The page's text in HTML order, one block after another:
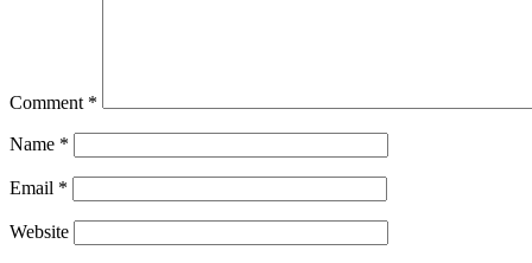
Comment *
Name *
Email *
Website